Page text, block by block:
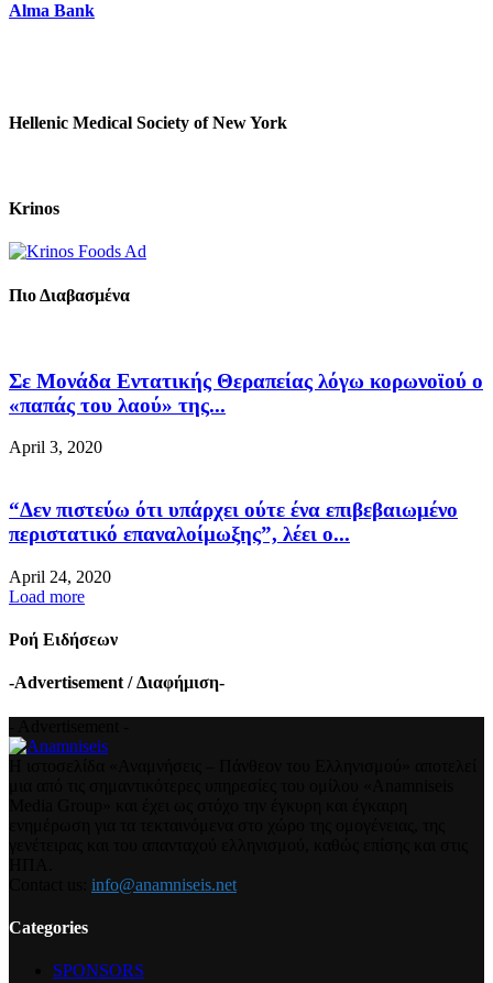
Alma Bank
Hellenic Medical Society of New York
Krinos
Πιο Διαβασμένα
Σε Μονάδα Εντατικής Θεραπείας λόγω κορωνοϊού ο
«παπάς του λαού» της...
April 3, 2020
“Δεν πιστεύω ότι υπάρχει ούτε ένα επιβεβαιωμένο
περιστατικό επαναλοίμωξης”, λέει ο...
April 24, 2020
Load more
Ροή Ειδήσεων
-Advertisement / Διαφήμιση-
info@anamniseis.net
Categories
SPONSORS